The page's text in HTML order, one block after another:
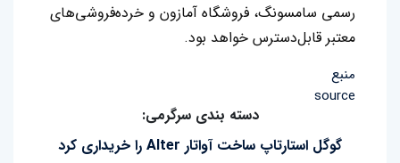
رسمی سامسونگ، فروشگاه آمازون و خرده‌فروشی‌های
معتبر قابل‌دسترس خواهد بود.
منبع
source
دسته بندی سرگرمی:
گوگل استارتاپ ساخت آواتار Alter را خریداری کرد